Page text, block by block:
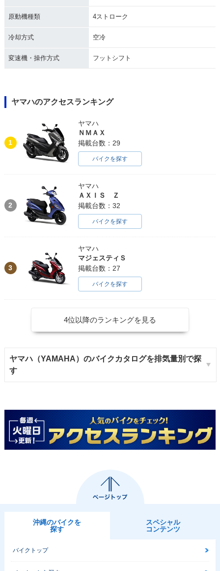
原動機種類 4ストローク
冷却方式 空冷
変速機・操作方式 フットシフト
ヤマハのアクセスランキング
1
ヤマハ
ＮＭＡＸ
掲載台数：29
バイクを探す
2
ヤマハ
ＡＸＩＳ Ｚ
掲載台数：32
バイクを探す
3
ヤマハ
マジェスティＳ
掲載台数：27
バイクを探す
4位以降のランキングを見る
ヤマハ（YAMAHA）のバイクカタログを排気量別で探
す
沖縄のバイクを
探す
スペシャル
コンテンツ
バイクトップ